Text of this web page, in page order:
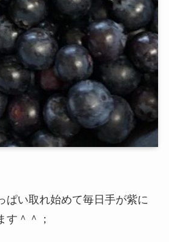
ぱい取れ始めて毎日手が紫に
す＾＾；